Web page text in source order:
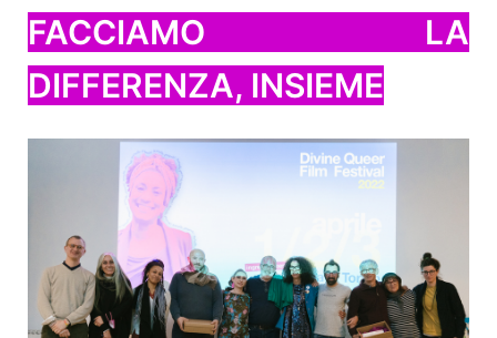
FACCIAMO LA
DIFFERENZA, INSIEME